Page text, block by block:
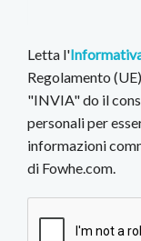
Letta l'
Regolamento
"INVIA" do il
personali per
informazioni
di Fowhe.com.